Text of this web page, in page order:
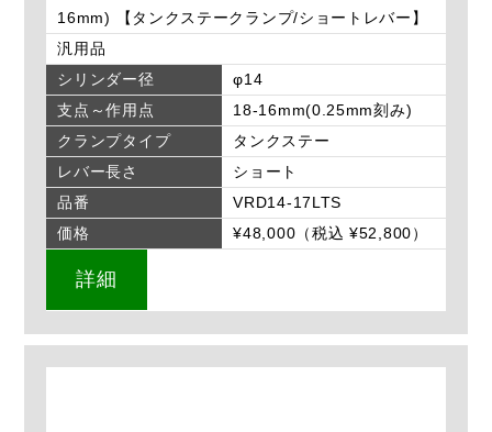
16mm) 【タンクステークランプ/ショートレバー】
汎用品
シリンダー径
φ14
支点～作用点
18-16mm(0.25mm刻み)
クランプタイプ
タンクステー
レバー長さ
ショート
品番
VRD14-17LTS
価格
¥48,000（税込 ¥52,800）
詳細